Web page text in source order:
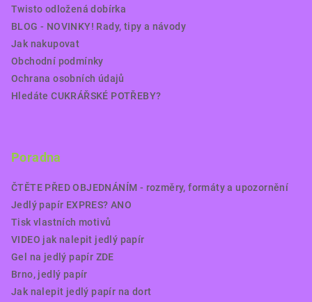
Twisto odložená dobírka
BLOG - NOVINKY! Rady, tipy a návody
Jak nakupovat
Obchodní podmínky
Ochrana osobních údajů
Hledáte CUKRÁŘSKÉ POTŘEBY?
Poradna
ČTĚTE PŘED OBJEDNÁNÍM - rozměry, formáty a upozornění
Jedlý papír EXPRES? ANO
Tisk vlastních motivů
VIDEO jak nalepit jedlý papír
Gel na jedlý papír ZDE
Brno, jedlý papír
Jak nalepit jedlý papír na dort